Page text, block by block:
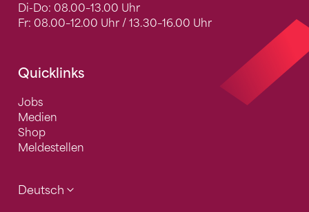
Di-Do: 08.00–13.00 Uhr
Fr: 08.00–12.00 Uhr / 13.30–16.00 Uhr
Quicklinks
Jobs
Medien
Shop
Meldestellen
Deutsch